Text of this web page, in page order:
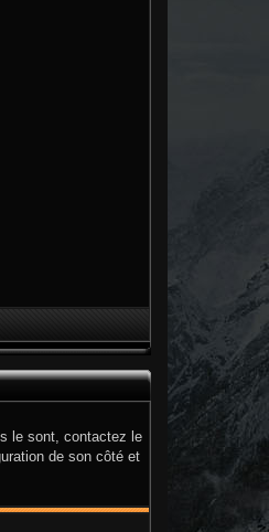
le sont, contactez le
de son côté et